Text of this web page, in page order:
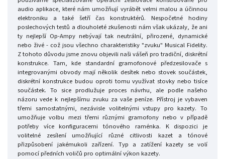
audio aplikace, které nám umožňují vyrábět velmi malou a účinnou
elektroniku a také šetří čas konstruktérů. Nespočetné hodiny
poslechových testů a dlouholeté zkušenosti nám však ukázaly, že ani
ty nejlepší Op-Ampy nebývají tak neutrální, přirozené, dynamické
nebo živé - což jsou všechno charakteristiky "zvuku" Musical Fidelity.
Z tohoto důvodu jsme znovu objevili naši vášeň pro tradiční, diskrétní
konstrukce. Tam, kde standardní gramofonové předzesilovače s
integrovanými obvody mají několik desítek nebo stovek součástek,
diskrétní konstrukce budou oproti tomu využívat stovky nebo tisíce
součástek. To sice prodlužuje proces návrhu, ale podle našeho
názoru vede k nejlepšímu zvuku za vaše peníze. Přístroj je vybaven
třemi samostatnými, nezávisle volitelnými vstupy pro kazety. To
umožňuje volbu mezi třemi různými gramofony nebo v případě
potřeby více konfiguracemi tónového raménka. K dispozici je
volitelné zesílení umožňující různé citlivosti kazet a tónové
přizpůsobení jakémukoli zařízení. Typ a zatížení kazety se volí
pomocí předních voličů pro optimální výkon kazety.